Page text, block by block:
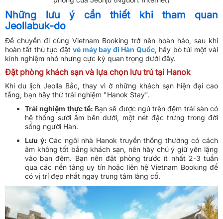
Những lưu ý cần thiết khi tham quan
Jeollabuk-do
Để chuyến đi cùng Vietnam Booking trở nên hoàn hảo, sau khi
hoàn tất thủ tục đặtvé máy bay đi Hàn Quốc, hãy bỏ túi một vài
kinh nghiệm nhỏ nhưng cực kỳ quan trọng dưới đây.
Đặt phòng khách sạn và lựa chọn lưu trú tại Hanok
Khi du lịch Jeolla Bắc, thay vì ở những khách sạn hiện đại cao
tầng, bạn hãy thử trải nghiệm "Hanok Stay".
Trải nghiệm thực tế: Bạn sẽ được ngủ trên đệm trải sàn có
hệ thống sưởi ấm bên dưới, một nét đặc trưng trong đời
sống người Hàn.
Lưu ý:Các ngôi nhà Hanok truyền thống thường có cách
âm không tốt bằng khách sạn, nên hãy chú ý giữ yên lặng
vào ban đêm. Bạn nên đặt phòng trước ít nhất 2-3 tuần
qua các nền tảng uy tín hoặc liên hệ Vietnam Booking để
có vị trí đẹp nhất ngay trung tâm làng cổ.